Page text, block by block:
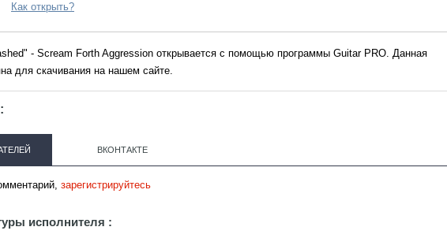
Как открыть?
- Scream Forth Aggression открывается с помощью программы Guitar PRO. Данная
для скачивания на нашем сайте.
ВКОНТАКТЕ
зарегистрируйтесь
исполнителя :